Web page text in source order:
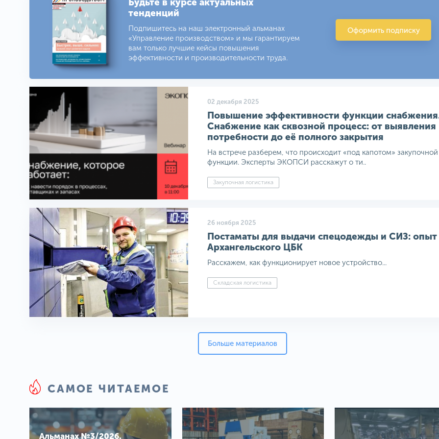
тенденций
Подпишитесь на наш электронный альманах
«Управление производством» и мы гарантируем
вам только лучшие кейсы повышения
эффективности и производительности труда.
Оформить подписку
02 декабря 2025
Повышение эффективности функции
Снабжение как сквозной процесс: от выявления
потребности до её полного закрытия
На встрече разберем, что происходит «под капотом» закупочной
функции. Эксперты ЭКОПСИ расскажут о ти..
Закупочная логистика
26 ноября 2025
Постаматы для выдачи спецодежды и СИЗ: опыт
Архангельского ЦБК
Расскажем, как функционирует новое устройство...
Складская логистика
Больше материалов
САМОЕ ЧИТАЕМОЕ
Альманах №3/2026.